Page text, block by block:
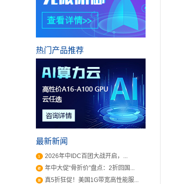
热门产品推荐
最新新闻
2026年中IDC百团大战开启，...
年中大促“骨折价”盘点：2折回国...
真5折狂促！美国1G带宽高性能服...